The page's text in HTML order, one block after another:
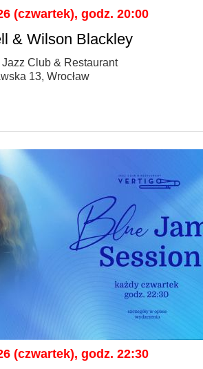
(czwartek), godz. 20:00
& Wilson Blackley
Club & Restaurant
13, Wrocław
(czwartek), godz. 22:30